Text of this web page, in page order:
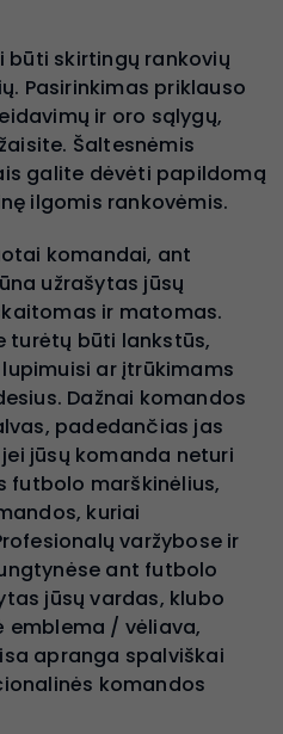
būti skirtingų rankovių
Pasirinkimas priklauso
ir oro sąlygų,
Šaltesnėmis
galite dėvėti papildomą
ilgomis rankovėmis.
komandai, ant
užrašytas jūsų
ir matomas.
turėtų būti lankstūs,
ar įtrūkimams
Dažnai komandos
padedančias jas
jūsų komanda neturi
futbolo marškinėlius,
kuriai
varžybose ir
ant futbolo
jūsų vardas, klubo
emblema / vėliava,
apranga spalviškai
komandos